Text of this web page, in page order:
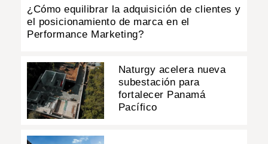
¿Cómo equilibrar la adquisición de clientes y
el posicionamiento de marca en el
Performance Marketing?
Naturgy acelera nueva
subestación para
fortalecer Panamá
Pacífico